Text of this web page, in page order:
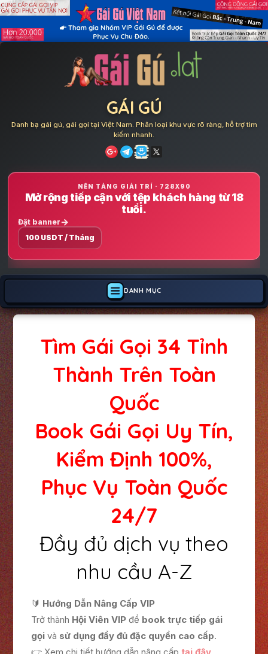
Skip
GÁI GÚ
Danh bạ gái gú, gái gọi tại Việt Nam. Phân loại khu vực rõ ràng, hỗ trợ tìm
kiếm nhanh.
NỀN TẢNG GIẢI TRÍ · 728X90
Mở rộng tiếp cận với tệp khách hàng từ 18
tuổi.
Đặt banner
100 USDT / Tháng
DANH MỤC
Tìm Gái Gọi 34 Tỉnh
Thành Trên Toàn
Quốc
Book Gái Gọi Uy Tín,
Kiểm Định 100%,
Phục Vụ Toàn Quốc
24/7
Đầy đủ dịch vụ theo
nhu cầu A-Z
🔰 Hướng Dẫn Nâng Cấp VIP
Trở thành Hội Viên VIP để book trực tiếp gái
gọi và sử dụng đầy đủ đặc quyền cao cấp.